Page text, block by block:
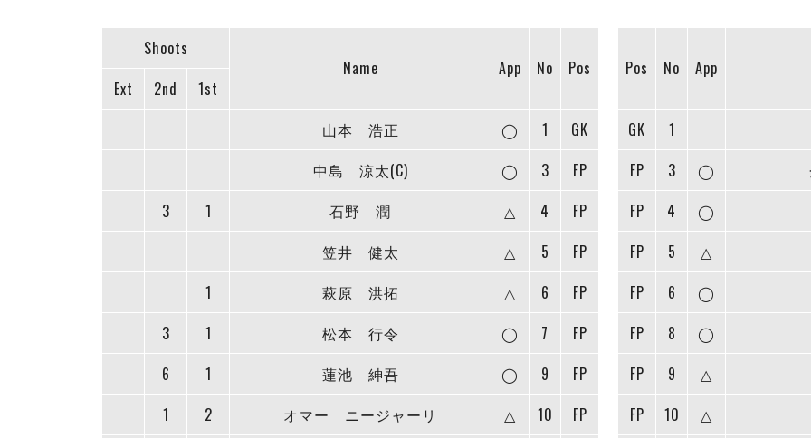
Shoots
Name
App No
Pos
Ext
2nd
1st
山本 浩正
◯ 1
GK
中島 涼太(C)
◯ 3
FP
3
1 石野 潤 △ 4
FP
笠井 健太
△ 5
FP
1
萩原 洪拓 △ 6
FP
3
1 松本 行令 ◯ 7
FP
6
1 蓮池 紳吾 ◯ 9
FP
1
2 オマー ニージャーリ △ 10
FP
Pos No App
GK
1
FP
3 ◯
FP
4
◯
FP
5
△
FP
6
◯
FP
8
◯
FP
9
△
FP
10
△